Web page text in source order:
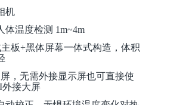
机
体温度检测 1m~4m
板+黑体屏幕一体式构造，体积
屏，无需外接显示屏也可直接使
外接大屏